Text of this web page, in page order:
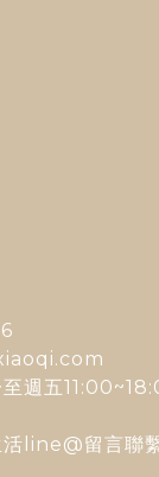
週五
活line@留言聯